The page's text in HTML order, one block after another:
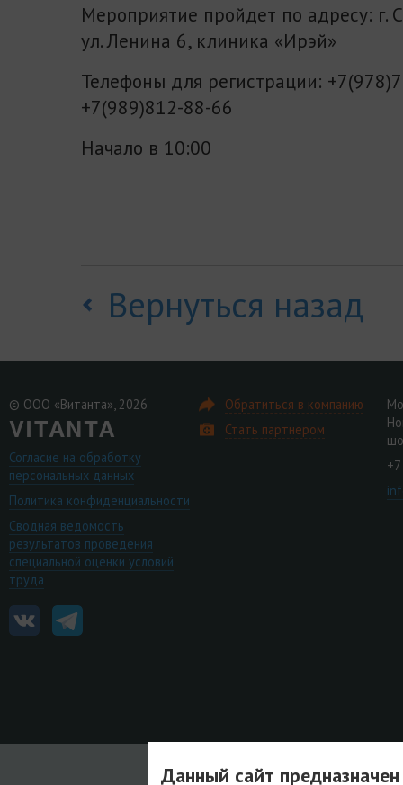
Мероприятие пройдет по адресу: г.
ул. Ленина 6, клиника «Ирэй»
Телефоны для регистрации:
+7(989)812-88-66
Начало в 10:00
Вернуться назад
© ООО «Витанта», 2026
Согласие на обработку
персональных данных
Политика конфиденциальности
Сводная ведомость
результатов проведения
специальной оценки условий
труда
Обратиться в компанию
Стать партнером
Данный сайт